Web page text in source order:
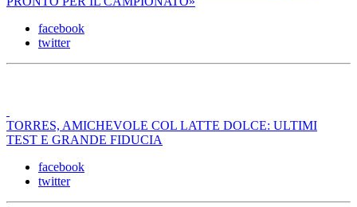
facebook
twitter
TORRES, AMICHEVOLE COL LATTE DOLCE: ULTIMI
TEST E GRANDE FIDUCIA
facebook
twitter